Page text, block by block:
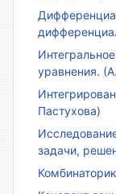
уравнения.
Пастухова)
задачи,